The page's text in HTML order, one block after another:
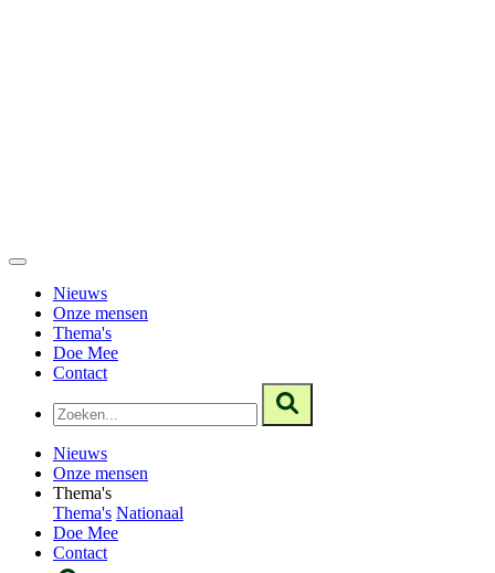
Nieuws
Onze mensen
Thema's
Doe Mee
Contact
Nieuws
Onze mensen
Thema's
Thema's Nationaal
Doe Mee
Contact